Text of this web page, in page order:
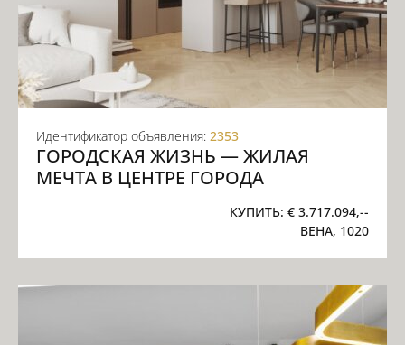
Идентификатор объявления: 2353
ГОРОДСКАЯ ЖИЗНЬ — ЖИЛАЯ
МЕЧТА В ЦЕНТРЕ ГОРОДА
КУПИТЬ: € 3.717.094,--
ВЕНА, 1020